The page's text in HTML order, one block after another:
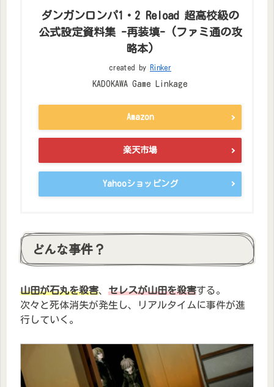
ダンガンロンパ1・2 Reload 超高校級の
公式設定資料集 -再装填- (ファミ通の攻
略本)
created by Rinker
KADOKAWA Game Linkage
Amazon
楽天市場
Yahooショッピング
どんな事件？
山田が石丸を殺害、 セレスが山田を殺害する。
次々と死体消失が発生し、リアルタイムに事件が進
行していく。